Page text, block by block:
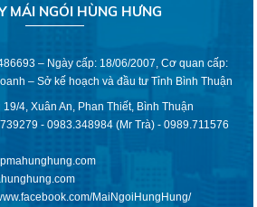
MÁI NGÓI HÙNG HƯNG
– Ngày cấp: 18/06/2007, Cơ quan cấp:
– Sở kế hoạch và đầu tư Tỉnh Bình Thuận
4, Xuân An, Phan Thiết, Bình Thuận
- 0983.348984 (Mr Trà) - 0989.711576
MaiNgoiHungHung/